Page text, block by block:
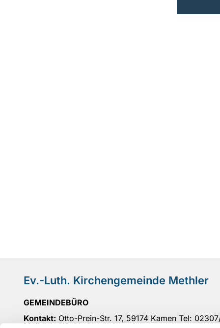
Ev.-Luth. Kirchengemeinde Methler
GEMEINDEBÜRO
Kontakt: Otto-Prein-Str. 17, 59174 Kamen Tel:
Mail: UN-KG-Methler@ekvw.de